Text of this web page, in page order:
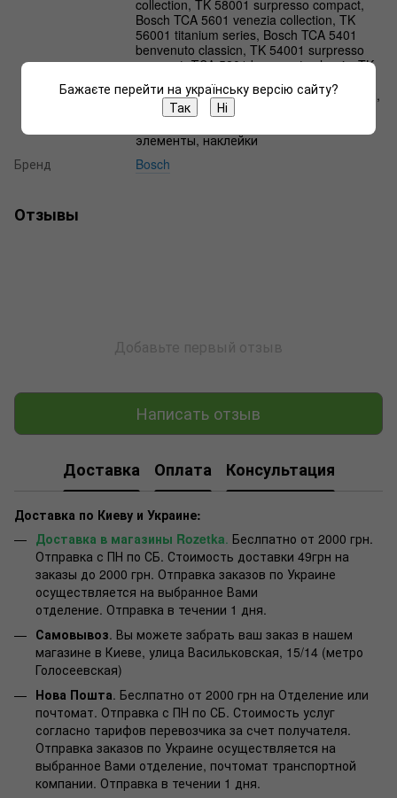
collection, TK 58001 surpresso compact,
Bosch TCA 5601 venezia collection, TK
56001 titanium series, Bosch TCA 5401
benvenuto classicn, TK 54001 surpresso
compact, ТСА 5201 benvenuto classic, TK
Клапаны, Штоки, Переходники, Фитинги,
Штуцеры, Уголки, Втулки для
элементы, наклейки
Бренд
Bosch
Отзывы
Добавьте первый отзыв
Написать отзыв
Доставка Оплата Консультация
Доставка по Киеву и Украине:
Доставка в магазины Rozetka. Беслпатно от 2000 грн.
Отправка с ПН по СБ. Стоимость доставки 49грн на
заказы до 2000 грн. Отправка заказов по Украине
осуществляется на выбранное Вами
отделение. Отправка в течении 1 дня.
Самовывоз. Вы можете забрать ваш заказ в нашем
магазине в Киеве, улица Васильковская, 15/14 (метро
Голосеевская)
Нова Пошта. Беслпатно от 2000 грн на Отделение или
почтомат. Отправка с ПН по СБ. Стоимость услуг
согласно тарифов перевозчика за счет получателя.
Отправка заказов по Украине осуществляется на
выбранное Вами отделение, почтомат транспортной
компании. Отправка в течении 1 дня.
Бажаєте перейти на українську версію сайту?
Так
Ні